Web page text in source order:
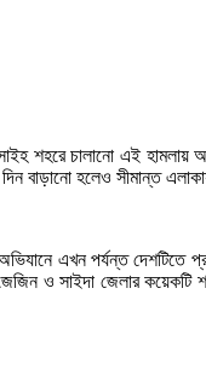
ফিলসাইহ শহরে চালানো
হলেও সীমান্ত এলাকায়
অভিযানে এখন পর্যন্ত
ও সাইদা জেলার